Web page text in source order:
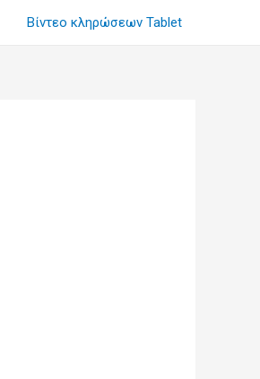
Βίντεο κληρώσεων Tablet